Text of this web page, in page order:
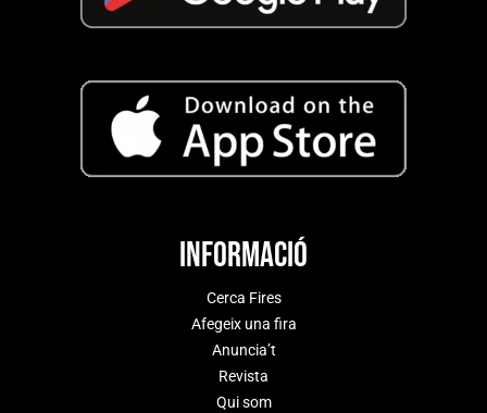
Informació
Cerca Fires
Afegeix una fira
Anuncia’t
Revista
Qui som